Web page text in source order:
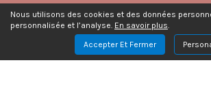
Nous utilisons des cookies et des données
personnalisée et l’analyse. En savoir plus.
Accepter Et Fermer